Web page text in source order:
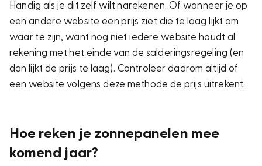
Handig als je dit zelf wilt narekenen. Of wanneer je op
een andere website een prijs ziet die te laag lijkt om
waar te zijn, want nog niet iedere website houdt al
rekening met het einde van de salderingsregeling (en
dan lijkt de prijs te laag). Controleer daarom altijd of
een website volgens deze methode de prijs uitrekent.
Hoe reken je zonnepanelen mee
komend jaar?